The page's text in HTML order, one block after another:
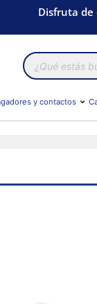
Disfruta de
Búsqueda
de
productos
y contactos